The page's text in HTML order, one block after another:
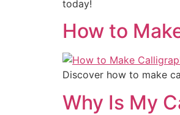
today!
How to
Discover how to make
Why Is My